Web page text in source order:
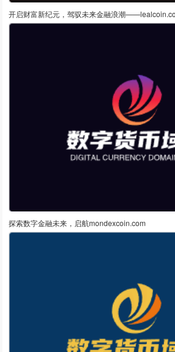
开启财富新纪元，驾驭未来金融浪潮
探索数字金融未来，启航mondexcoin.com